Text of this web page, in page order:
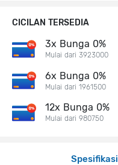
Spesifikasi
CICILAN TERSEDIA
3x Bunga 0%
Mulai dari 3923000
6x Bunga 0%
Mulai dari 1961500
12x Bunga 0%
Mulai dari 980750